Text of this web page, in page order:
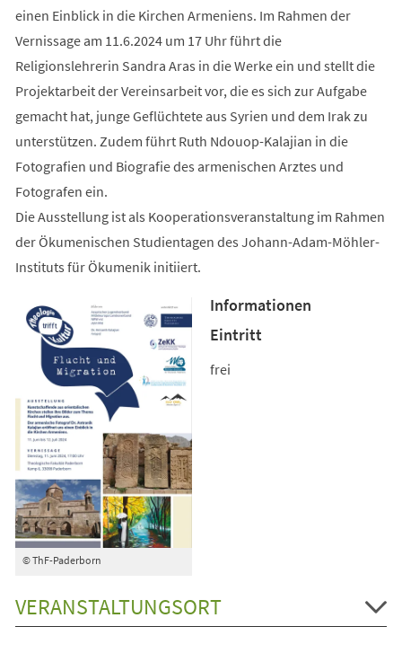
einen Einblick in die Kirchen Armeniens. Im Rahmen der
Vernissage am 11.6.2024 um 17 Uhr führt die
Religionslehrerin Sandra Aras in die Werke ein und stellt die
Projektarbeit der Vereinsarbeit vor, die es sich zur Aufgabe
gemacht hat, junge Geflüchtete aus Syrien und dem Irak zu
unterstützen. Zudem führt Ruth Ndouop-Kalajian in die
Fotografien und Biografie des armenischen Arztes und
Fotografen ein.
Die Ausstellung ist als Kooperationsveranstaltung im Rahmen
der Ökumenischen Studientagen des Johann-Adam-Möhler-
Instituts für Ökumenik initiiert.
© ThF-Paderborn
Informationen
Eintritt
frei
VERANSTALTUNGSORT